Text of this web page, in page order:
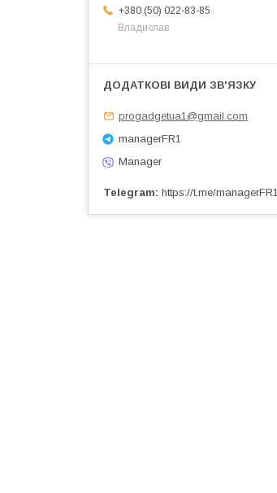
+380 (50) 022-83-85
Владислав
progadgetua1@gmail.com
managerFR1
Manager
Telegram https://t.me/managerFR1